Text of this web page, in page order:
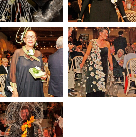
257_l Louvain-la-
Neuve – Robe de
Soirée
258_l Oostende –
Vrije Variatie naar
een gedicht van
Paul Van Ostaijen
277_l Anvers 2 –
The Phantom of the